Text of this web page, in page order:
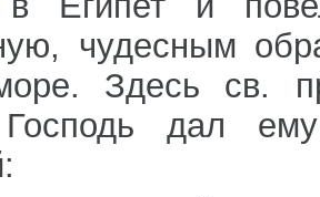
чудесным
Здесь св.
дал